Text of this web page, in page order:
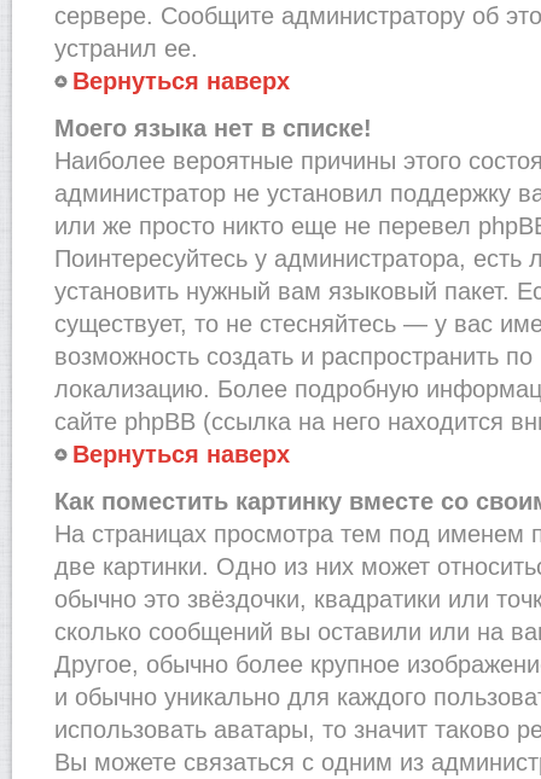
сервере. Сообщите администратору об
устранил ее.
Вернуться наверх
Моего языка нет в списке!
Наиболее вероятные причины этого
администратор не установил поддержку
или же просто никто еще не перевел
Поинтересуйтесь у администратора, есть
установить нужный вам языковый пакет.
существует, то не стесняйтесь — у вас
возможность создать и распространить
локализацию. Более подробную
сайте phpBB (ссылка на него находится
Вернуться наверх
Как поместить картинку вместе со
На страницах просмотра тем под именем
две картинки. Одно из них может
обычно это звёздочки, квадратики или
сколько сообщений вы оставили или на
Другое, обычно более крупное
и обычно уникально для каждого
использовать аватары, то значит таково
Вы можете связаться с одним из